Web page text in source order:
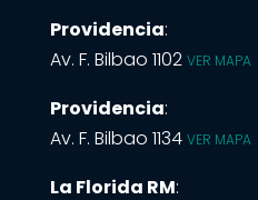
Providencia:
Av. F. Bilbao 1102 VER MAPA
Providencia:
Av. F. Bilbao 1134 VER MAPA
La Florida RM: